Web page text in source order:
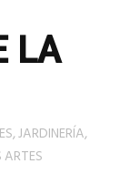
LA
JARDINERÍA,